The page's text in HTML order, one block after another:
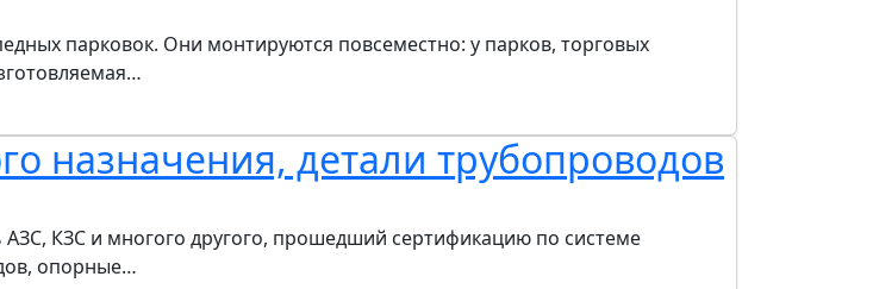
парковок. Они монтируются повсеместно: у парков, торговых
назначения, детали трубопроводов
КЗС и многого другого, прошедший сертификацию по системе
опорные…